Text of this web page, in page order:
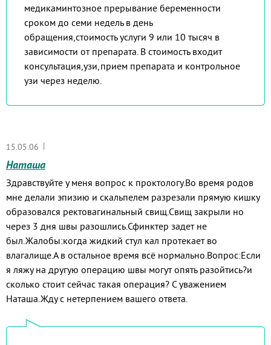
медикаминтозное прерывание беременности
сроком до семи недель в день
обращения,стоимость услуги 9 или 10 тысяч в
зависимости от препарата. В стоимость входит
консультация,узи,прием препарата и контрольное
узи через неделю.
15.05.06 |
Наташа
Здравствуйте у меня вопрос к проктологу.Во время родов
мне делали эпизию и скальпелем разрезали прямую кишку
образовался ректовагинальный свищ.Свищ закрыли но
через 3 дня швы разошлись.Сфинктер задет не
был.Жалобы:когда жидкий стул кал протекает во
влагалище.А в остальное время всё нормально.Вопрос:Если
я ляжу на другую операцию швы могут опять разойтись?и
сколько стоит сейчас такая операция? С уважением
Наташа.Жду с нетерпением вашего ответа.